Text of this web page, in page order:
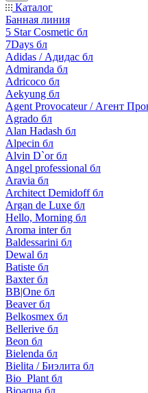
Каталог
Банная линия
5 Star Cosmetic бл
7Days бл
Adidas / Адидас бл
Admiranda бл
Adricoco бл
Aekyung бл
Agent Provocateur / Агент
Agrado бл
Alan Hadash бл
Alpecin бл
Alvin D`or бл
Angel professional бл
Aravia бл
Architect Demidoff бл
Argan de Luxe бл
Hello, Morning бл
Aroma inter бл
Baldessarini бл
Dewal бл
Batiste бл
Baxter бл
BB|One бл
Beaver бл
Belkosmex бл
Bellerive бл
Beon бл
Bielenda бл
Bielita / Биэлита бл
Bio_Plant бл
Bioaqua бл